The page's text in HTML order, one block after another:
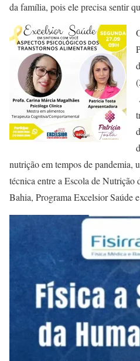
da família, pois ele precisa sentir
nutrição em tempos de pandemia,
técnica entre a Escola de Nutrição
Bahia, Programa Excelsior Saúde